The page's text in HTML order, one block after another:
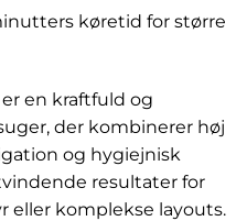
køretid for større
er en kraftfuld og
der kombinerer høj
og hygiejnisk
resultater for
komplekse layouts.